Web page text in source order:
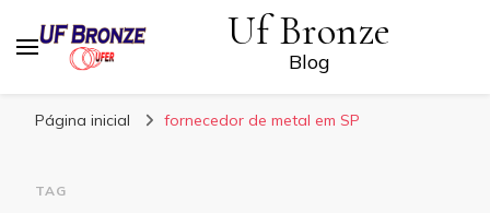
Uf Bronze
Blog
Página inicial fornecedor de metal em SP
TAG